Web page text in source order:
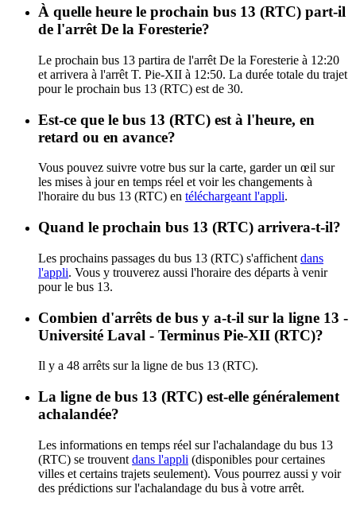
À quelle heure le prochain bus 13 (RTC) part-il
de l'arrêt De la Foresterie?
Le prochain bus 13 partira de l'arrêt De la Foresterie à 12:20
et arrivera à l'arrêt T. Pie-XII à 12:50. La durée totale du trajet
pour le prochain bus 13 (RTC) est de 30.
Est-ce que le bus 13 (RTC) est à l'heure, en
retard ou en avance?
Vous pouvez suivre votre bus sur la carte, garder un œil sur
les mises à jour en temps réel et voir les changements à
l'horaire du bus 13 (RTC) en téléchargeant l'appli.
Quand le prochain bus 13 (RTC) arrivera-t-il?
Les prochains passages du bus 13 (RTC) s'affichent dans
l'appli. Vous y trouverez aussi l'horaire des départs à venir
pour le bus 13.
Combien d'arrêts de bus y a-t-il sur la ligne 13 -
Université Laval - Terminus Pie-XII (RTC)?
Il y a 48 arrêts sur la ligne de bus 13 (RTC).
La ligne de bus 13 (RTC) est-elle généralement
achalandée?
Les informations en temps réel sur l'achalandage du bus 13
(RTC) se trouvent dans l'appli (disponibles pour certaines
villes et certains trajets seulement). Vous pourrez aussi y voir
des prédictions sur l'achalandage du bus à votre arrêt.